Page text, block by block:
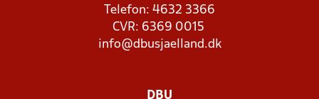
Telefon: 4632 3366
CVR: 6369 0015
info@dbusjaelland.dk
DBU